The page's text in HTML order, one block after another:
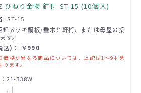
ひねり金物 釘付 ST-15 (10個入)
: ST-15
鉛メッキ鋼板/垂木と軒桁、または母屋の接
す。
込)： ￥990
価格が異なる商品については、上記は1～9本ま
ます。
21-338W